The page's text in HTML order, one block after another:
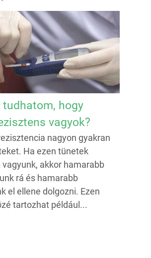
tudhatom, hogy
vagyok?
nagyon gyakran
Ha ezen tünetek
akkor hamarabb
rá és hamarabb
el ellene dolgozni. Ezen
tartozhat például...